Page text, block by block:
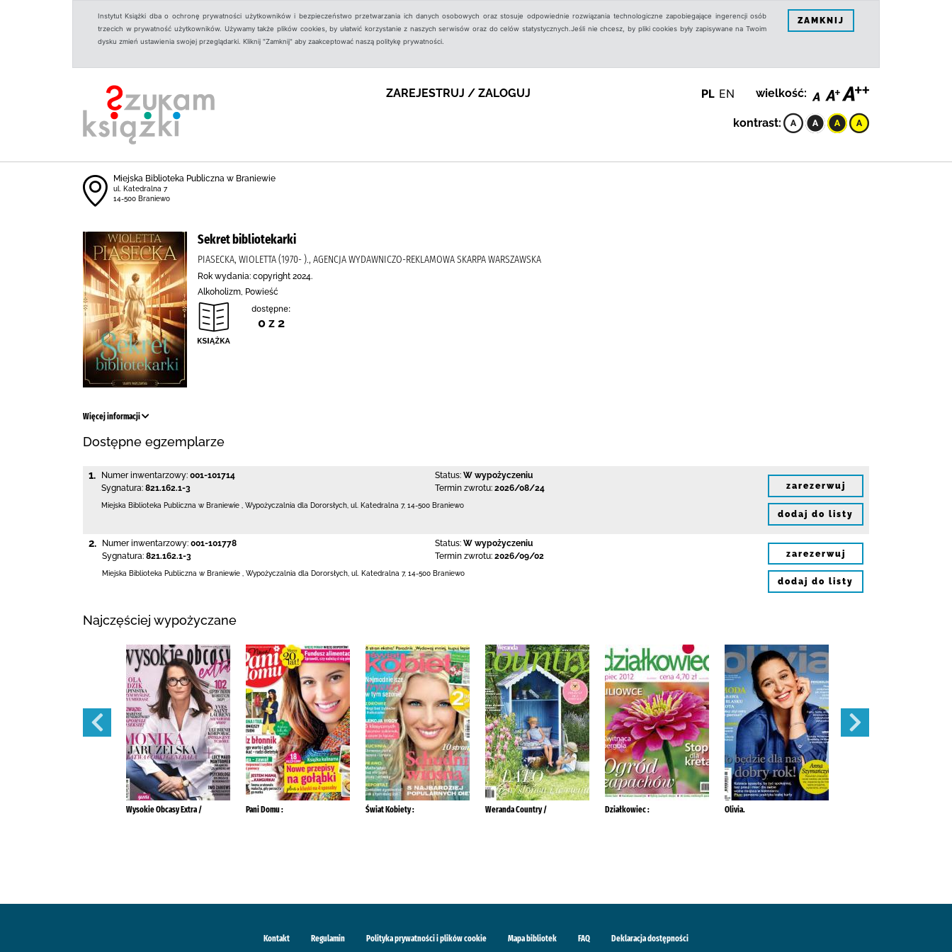
Instytut Książki dba o ochronę prywatności użytkowników i bezpieczeństwo przetwarzania ich danych osobowych oraz stosuje odpowiednie rozwiązania technologiczne zapobiegające ingerencji osób
trzecich w prywatność użytkowników. Używamy także plików cookies, by ułatwić korzystanie z naszych serwisów oraz do celów statystycznych.Jeśli nie chcesz, by pliki cookies były zapisywane na Twoim
dysku zmień ustawienia swojej przeglądarki. Kliknij "Zamknij" aby zaakceptować naszą politykę prywatności.
ZAMKNIJ
ZAREJESTRUJ / ZALOGUJ PL EN wielkość:
kontrast:
Miejska Biblioteka Publiczna w Braniewie
ul. Katedralna 7
14-500 Braniewo
Sekret bibliotekarki
PIASECKA, WIOLETTA (1970- )., AGENCJA WYDAWNICZO-REKLAMOWA SKARPA WARSZAWSKA
Rok wydania: copyright 2024.
Alkoholizm, Powieść
dostępne:
0 z 2
Więcej informacji
Dostępne egzemplarze
1. Numer inwentarzowy: 001-101714
Sygnatura: 821.162.1-3
Status: W wypożyczeniu
Termin zwrotu: 2026/08/24
Miejska Biblioteka Publiczna w Braniewie Wypożyczalnia dla Dororsłych, ul. Katedralna 7, 14-500 Braniewo
zarezerwuj
dodaj do listy
2. Numer inwentarzowy: 001-101778
Sygnatura: 821.162.1-3
Status: W wypożyczeniu
Termin zwrotu: 2026/09/02
Miejska Biblioteka Publiczna w Braniewie Wypożyczalnia dla Dororsłych, ul. Katedralna 7, 14-500 Braniewo
zarezerwuj
dodaj do listy
Najczęściej wypożyczane
Wysokie Obcasy Extra / Pani Domu : Świat Kobiety : Weranda Country / Działkowiec : Olivia.
Kontakt Regulamin Polityka prywatności i plików cookie Mapa bibliotek FAQ Deklaracja dostępności